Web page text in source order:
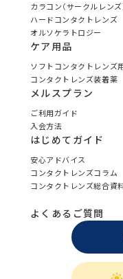
カラコン（サークルレンズ
ハードコンタクトレンズ
オルソケラトロジー
ケア用品
ソフトコンタクトレンズ
コンタクトレンズ装着薬
メルスプラン
ご利用ガイド
入会方法
はじめてガイド
安心アドバイス
コンタクトレンズコラム
コンタクトレンズ総合資
よくあるご質問